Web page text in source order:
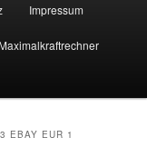
Impressum
Maximalkraftrechner
EBAY EUR 1